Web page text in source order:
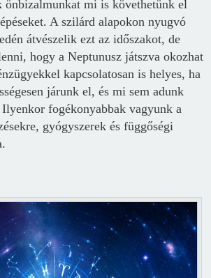
önbizalmunkat mi is követhetünk el
A szilárd alapokon nyugvó
átvészelik ezt az időszakot, de
hogy a Neptunusz játszva okozhat
kapcsolatosan is helyes, ha
járunk el, és mi sem adunk
fogékonyabbak vagyunk a
gyógyszerek és függőségi